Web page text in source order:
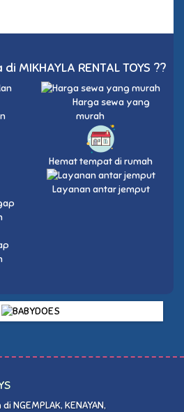
MIKHAYLA RENTAL TOYS ??
Harga sewa yang
murah
Hemat tempat di rumah
Layanan antar jemput
KENAYAN,